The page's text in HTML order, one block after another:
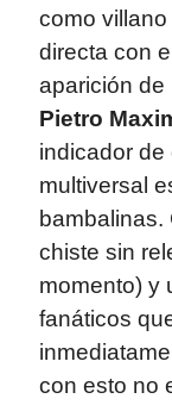
como
directa con
aparición de
Pietro
indicador de
multiversal
bambalinas.
chiste sin
momento) y
fanáticos
con esto no